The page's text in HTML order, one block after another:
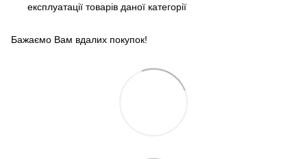
експлуатації товарів даної категорії
Бажаємо Вам вдалих покупок!